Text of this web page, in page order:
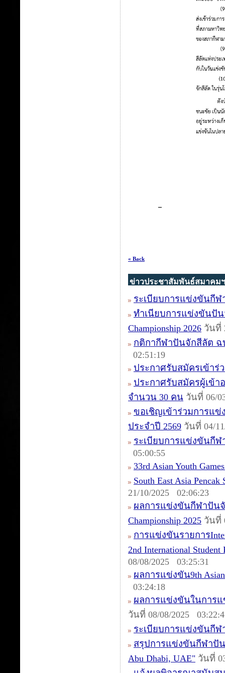
« Back
ข่าวประชาสัมพันธ์สมาคมฯ
ระเบียบการแข่งขันกีฬ
ทำเนียบการแข่งขันปันจั
Championship 2026 วันที่
กติกากีฬาปันจักสีลัต ฉบั
02:51:19
ประกาศรับสมัครเข้า
ประกาศรับสมัครผู้เข้า
จำนวน 30 คน วันที่ 06/
ขอเชิญเข้าร่วมการแ
ประจำปี 2569 วันที่ 04/
ระเบียบการแข่งขันกีฬ
05:00:55
33rd Asian Youth
South East Asia
21/10/2025 02:06:23
ผลการแข่งขันกีฬาปันจั
Championship 2025 วันที่
การแข่งขันรายการ
2nd International Student
08/08/2025 03:25:31
ผลการแข่งขัน9th Asian
03:24:18
ผลการแข่งขันในการแข่
วันที่ 08/08/2025
ระเบียบการแข่งขันกีฬ
สรุปการแข่งขันกีฬาปันจั
Abu Dhabi, UAE" วันที่